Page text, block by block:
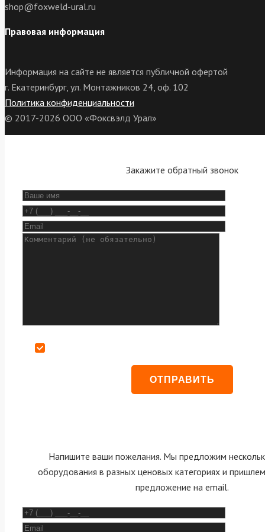
shop@foxweld-ural.ru
Правовая информация
Информация на сайте не является публичной офертой
г. Екатеринбург, ул. Монтажников 24, оф. 102
Политика конфиденциальности
© 2017-2026 ООО «Фоксвэлд Урал»
Закажите обратный звонок
Напишите ваши пожелания. Мы предложим
оборудования в разных ценовых категориях и
предложение на email.